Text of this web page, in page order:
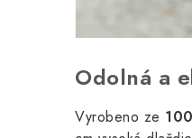
Odolná a
Vyrobeno ze